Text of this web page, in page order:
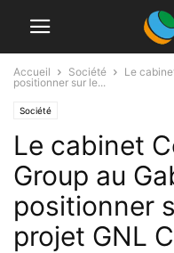
Accueil Société
Le
positionner sur le...
Société
Le cabinet
Group au
positionner
projet GNL